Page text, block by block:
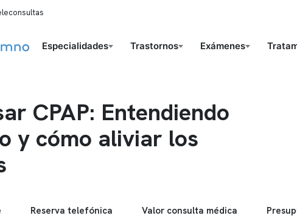
Especialidades Trastornos Exámenes
CPAP: Entendiendo
y cómo aliviar los
Reserva telefónica Valor consulta médica